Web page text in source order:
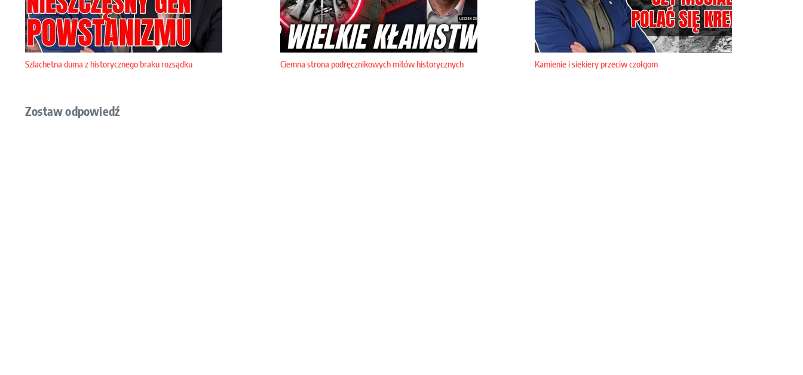
Szlachetna duma z historycznego braku rozsądku Ciemna strona podręcznikowych mitów historycznych Kamienie i siekiery przeciw czołgom
Zostaw odpowiedź